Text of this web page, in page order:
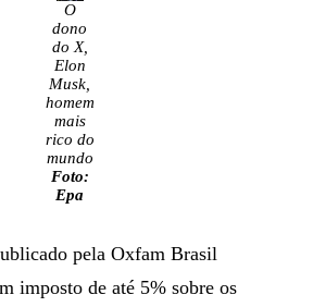
O
dono
do X,
Elon
Musk,
homem
mais
rico do
mundo
Foto:
Epa
pela Oxfam Brasil
imposto de até 5% sobre os